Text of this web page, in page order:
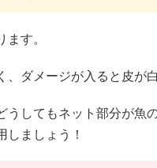
す。
ダメージが入ると皮が
うしてもネット部分が魚
ましょう！